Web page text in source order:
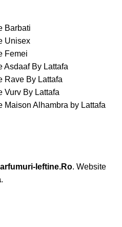
Barbati
Unisex
Femei
Asdaaf By Lattafa
Rave By Lattafa
Vurv By Lattafa
Maison Alhambra by Lattafa
Ieftine.Ro. Website
.